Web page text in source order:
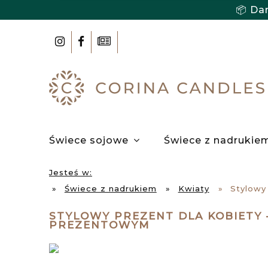
📦
Świece sojowe Świece z
Użytkowanie
Jesteś w:
»
Świece z nadrukiem » Kwiaty »
STYLOWY PREZENT DLA
PREZENTOWYM